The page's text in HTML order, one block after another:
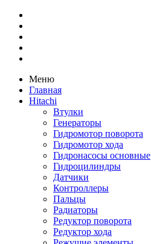
Меню
Главная
Hitachi
Втулки
Генераторы
Гидромотор поворота
Гидромотор хода
Гидронасосы основные
Гидроцилиндры
Датчики
Контроллеры
Пальцы
Радиаторы
Редуктор поворота
Редуктор хода